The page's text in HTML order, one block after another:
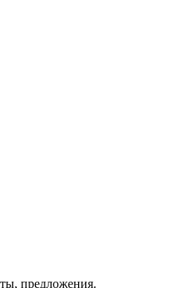
предложения.